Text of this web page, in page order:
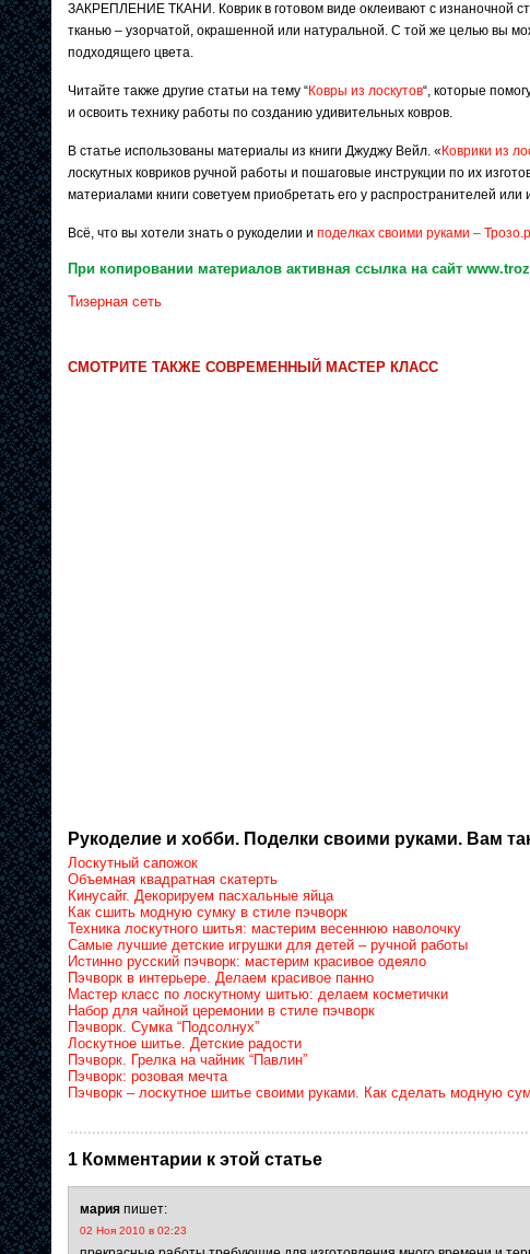
ЗАКРЕПЛЕНИЕ ТКАНИ. Коврик в готовом виде оклеивают с изнаночной
тканью – узорчатой, окрашенной или натуральной. С той же целью вы
подходящего цвета.
Читайте также другие статьи на тему “Ковры из лоскутов“, которые
и освоить технику работы по созданию удивительных ковров.
В статье использованы материалы из книги Джуджу Вейл. « Коврики из
лоскутных ковриков ручной работы и пошаговые инструкции по их
материалами книги советуем приобретать его у распространителей или
Всё, что вы хотели знать о рукоделии и поделках своими руками –
При копировании материалов активная ссылка на сайт
Тизерная сеть
СМОТРИТЕ ТАКЖЕ СОВРЕМЕННЫЙ МАСТЕР КЛАСС
Рукоделие и хобби. Поделки своими руками. Вам
Лоскутный сапожок
Объемная квадратная скатерть
Кинусайг. Декорируем пасхальные яйца
Как сшить модную сумку в стиле пэчворк
Техника лоскутного шитья: мастерим весеннюю наволочку
Самые лучшие детские игрушки для детей – ручной работы
Истинно русский пэчворк: мастерим красивое одеяло
Пэчворк в интерьере. Делаем красивое панно
Мастер класс по лоскутному шитью: делаем косметички
Набор для чайной церемонии в стиле пэчворк
Пэчворк. Сумка “Подсолнух”
Лоскутное шитье. Детские радости
Пэчворк. Грелка на чайник “Павлин”
Пэчворк: розовая мечта
Пэчворк – лоскутное шитье своими руками. Как сделать модную
1 Комментарии к этой статье
мария пишет:
02 Ноя 2010 в 02:23